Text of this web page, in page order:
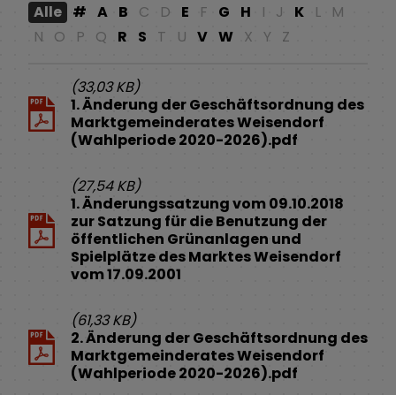
Alle # A B C D E F G H I J K L
M
N
O P Q R S T U V W X Y Z
(33,03 KB)
1. Änderung der Geschäftsordnung des
Marktgemeinderates Weisendorf
(Wahlperiode 2020-2026).pdf
(27,54 KB)
1. Änderungssatzung vom 09.10.2018
zur Satzung für die Benutzung der
öffentlichen Grünanlagen und
Spielplätze des Marktes Weisendorf
vom 17.09.2001
(61,33 KB)
2. Änderung der Geschäftsordnung des
Marktgemeinderates Weisendorf
(Wahlperiode 2020-2026).pdf